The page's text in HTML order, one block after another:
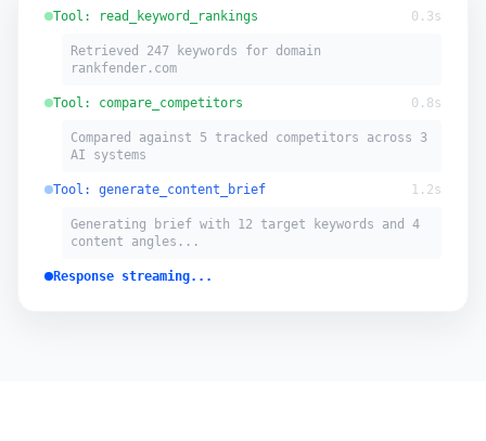
Tool: read_keyword_rankings 0.3s
Retrieved 247 keywords for domain
rankfender.com
Tool: compare_competitors 0.8s
Compared against 5 tracked competitors across 3
AI systems
Tool: generate_content_brief 1.2s
Generating brief with 12 target keywords and 4
content angles...
Response streaming...